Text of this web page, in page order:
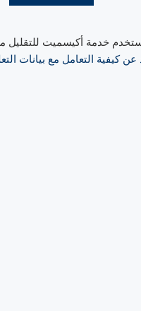
خدمة أكيسميت للتقليل
كيفية التعامل مع بيانات